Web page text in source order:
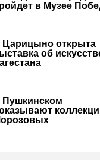
в Музее
Царицыно открыта
об
Пушкинском